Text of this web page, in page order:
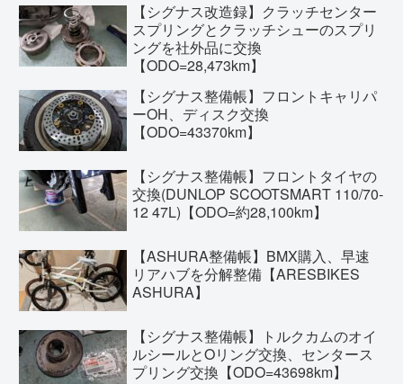
【シグナス改造録】クラッチセンター
スプリングとクラッチシューのスプリ
ングを社外品に交換
【ODO=28,473km】
【シグナス整備帳】フロントキャリパ
ーOH、ディスク交換
【ODO=43370km】
【シグナス整備帳】フロントタイヤの
交換(DUNLOP SCOOTSMART 110/70-
12 47L)【ODO=約28,100km】
【ASHURA整備帳】BMX購入、早速
リアハブを分解整備【ARESBIKES
ASHURA】
【シグナス整備帳】トルクカムのオイ
ルシールとOリング交換、センタース
プリング交換【ODO=43698km】